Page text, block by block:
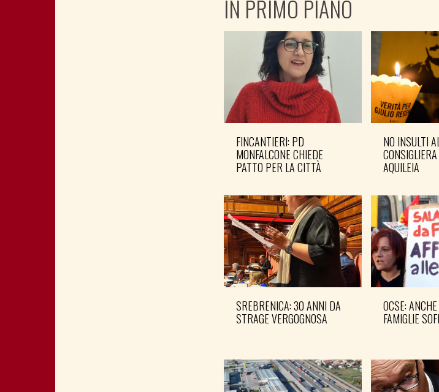
IN PRIMO PIANO
FINCANTIERI: PD
MONFALCONE CHIEDE
PATTO PER LA CITTÀ
NO INSULTI
AQUILEIA
SREBRENICA: 30 ANNI DA
STRAGE VERGOGNOSA
OCSE:
FAMIGLIE